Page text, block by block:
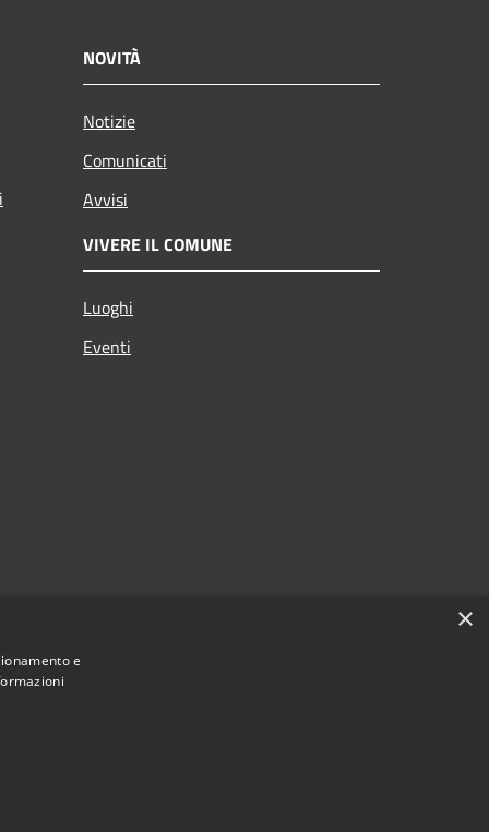
NOVITÀ
Notizie
Comunicati
Avvisi
VIVERE IL COMUNE
Luoghi
Eventi
×
e